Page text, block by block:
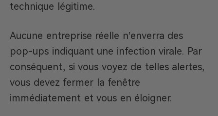
technique légitime.
Aucune entreprise réelle n’enverra des
pop-ups indiquant une infection virale. Par
conséquent, si vous voyez de telles alertes,
vous devez fermer la fenêtre
immédiatement et vous en éloigner.